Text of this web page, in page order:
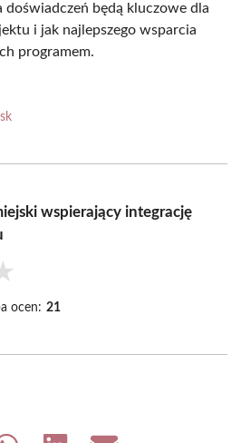
doświadczeń będą kluczowe dla
i jak najlepszego wsparcia
programem.
wspierający integrację
ocen: 21